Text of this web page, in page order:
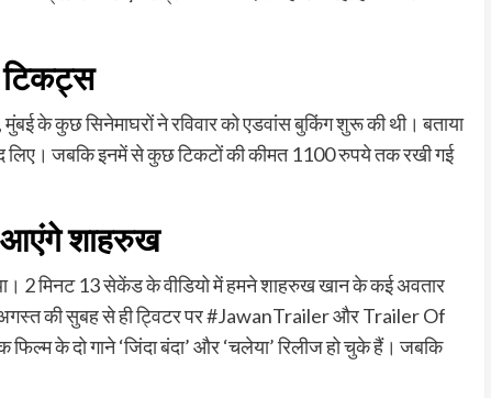
टिकट्स
के कुछ सिनेमाघरों ने रविवार को एडवांस बुकिंग शुरू की थी। बताया
लिए। जबकि इनमें से कुछ टिकटों की कीमत 1100 रुपये तक रखी गई
आएंगे शाहरुख
था। 2 मिनट 13 सेकेंड के वीडियो में हमने शाहरुख खान के कई अवतार
की सुबह से ही ट्विटर पर #JawanTrailer और Trailer Of
के दो गाने ‘जिंदा बंदा’ और ‘चलेया’ रिलीज हो चुके हैं। जबकि